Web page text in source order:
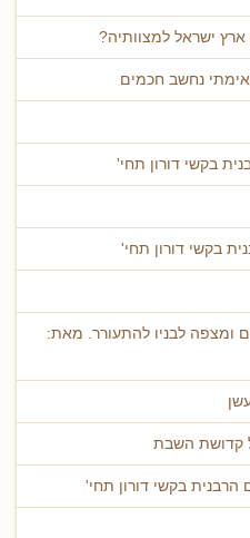
ישראל למצוותיה?
נחשב חכמים
בקשי דורון תחי'
בקשי דורון תחי'
ומצפה לבניו להתעורר. מאת:
קדושת השבת
בקשי דורון תחי'